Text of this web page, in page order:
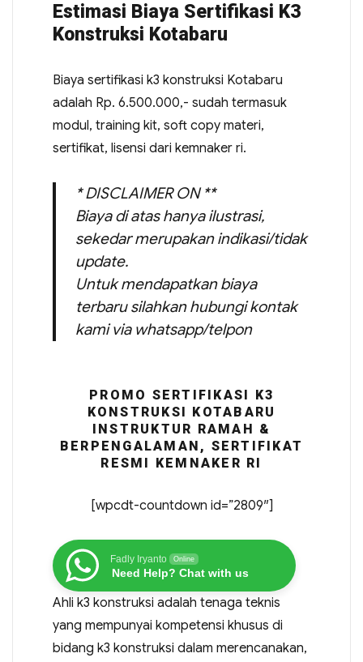
Estimasi Biaya Sertifikasi K3
Konstruksi Kotabaru
Biaya sertifikasi k3 konstruksi Kotabaru
adalah Rp. 6.500.000,- sudah termasuk
modul, training kit, soft copy materi,
sertifikat, lisensi dari kemnaker ri.
* DISCLAIMER ON **
Biaya di atas hanya ilustrasi,
sekedar merupakan indikasi/tidak
update.
Untuk mendapatkan biaya
terbaru silahkan hubungi kontak
kami via whatsapp/telpon
PROMO SERTIFIKASI K3
KONSTRUKSI KOTABARU
INSTRUKTUR RAMAH &
BERPENGALAMAN, SERTIFIKAT
RESMI KEMNAKER RI
[wpcdt-countdown id=”2809″]
Fadly Iryanto Online
Need Help? Chat with us
Ahli k3 konstruksi adalah tenaga teknis
yang mempunyai kompetensi khusus di
bidang k3 konstruksi dalam merencanakan,